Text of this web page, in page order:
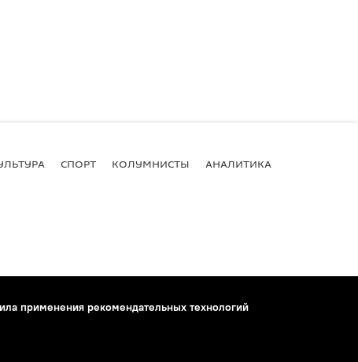
СПОРТ КОЛУМНИСТЫ АНАЛИТИКА
применения рекомендательных технологий